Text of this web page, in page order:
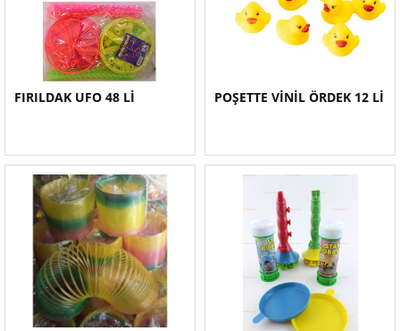
FIRILDAK UFO 48 Lİ POŞETTE VİNİL ÖRDEK 12 Lİ